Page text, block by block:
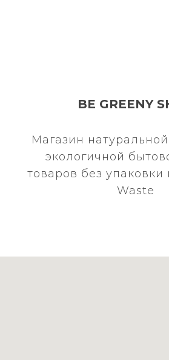
BE GREENY
Магазин
экологичной
товаров без упаковки
Waste